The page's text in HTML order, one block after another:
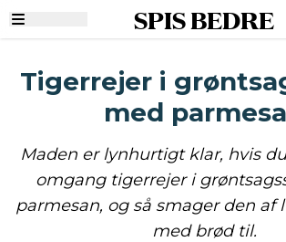
SPIS BEDRE
Tigerrejer i
med
Maden er lynhurtigt klar, hvis
omgang tigerrejer i
parmesan, og så smager den af
med brød til.